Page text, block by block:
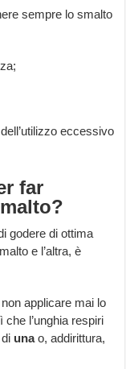
sempre lo smalto
eccessivo
far
godere di ottima
e l’altra, è
applicare mai lo
l’unghia respiri
unao, addirittura,